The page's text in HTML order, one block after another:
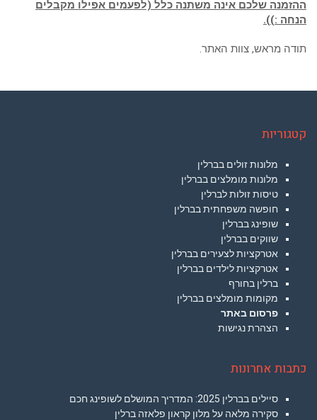
ההזמנה שלכם אינה משתנה כלל (לפעמים אפילו מקבלים
הנחה :)).
תודה מראש, צוות האתר.
קטגוריות
מלונות זולים בברלין
מלונות מומלצים בברלין
טיסות זולות לברלין
חופשה משפחתית בברלין
שופינג בברלין
שווקים בברלין
אטרקציות לצעירים בברלין
אטרקציות לילדים בברלין
ברלין בחורף
מקומות מומלצים בברלין
פרסום באתר
הצהרת נגישות
כתבות אחרונות
סיילים בברלין 2025: המדריך המושלם לשופינג חכם
סקירה מלאה על מלון קראון פלאזה ברלין